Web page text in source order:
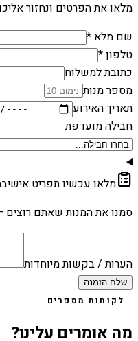
מלאו את הפרטים ונחזור
שם מלא *
טלפון *
כתובת למשלוח
מספר מנות
תאריך האירוע
חבילה מועדפת
מלאו עכשיו תפריט אישי
סמנו את המנות שאתם רוצים
הערות / בקשות מיוחדות
שלח הזמנה
לקוחות מספרים
מה אומרים עלינו?